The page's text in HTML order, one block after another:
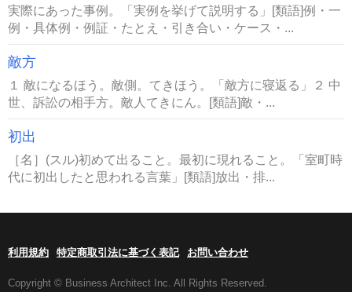
実際にあった事例。「実例を挙げて説明する」[類語]例・一
例・具体例・例証・たとえ・引き合い・ケース・...
敵方
１ 敵になるほう。敵側。てきほう。「敵方に寝返る」２ 中
世、訴訟の相手方。敵人てきにん。[類語]敵・...
初出
［名］(スル)初めて出ること。最初に現れること。「室町時
代に初出したと思われる言葉」[類語]放出・排...
利用規約 特定商取引法に基づく表記 お問い合わせ
Copyright © Business Architect Inc. All Rights Reserved.